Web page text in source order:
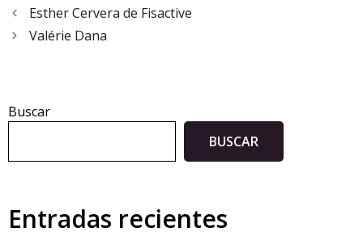
Esther Cervera de Fisactive
Valérie Dana
Buscar
BUSCAR
Entradas recientes